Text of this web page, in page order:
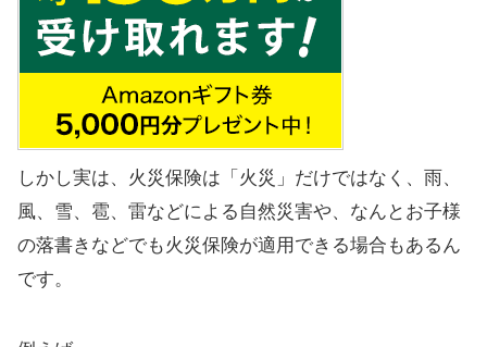
しかし実は、火災保険は「火災」だけではなく、雨、
風、雪、雹、雷などによる自然災害や、なんとお子様
の落書きなどでも火災保険が適用できる場合もあるん
です。